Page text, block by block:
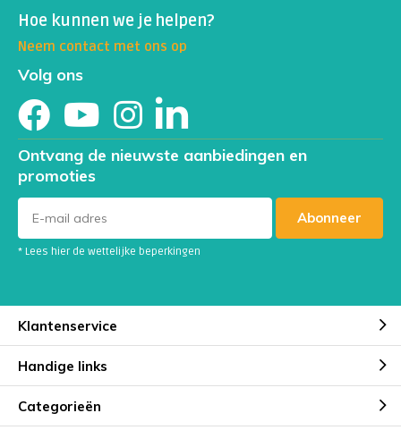
Hoe kunnen we je helpen?
Neem contact met ons op
Volg ons
Ontvang de nieuwste aanbiedingen en
promoties
Abonneer
* Lees hier de wettelijke beperkingen
Klantenservice
Handige links
Categorieën